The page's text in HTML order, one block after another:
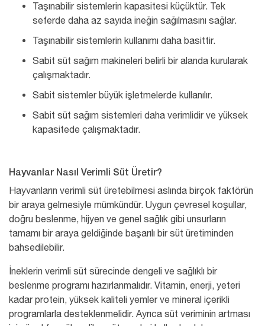
Taşınabilir sistemlerin kapasitesi küçüktür. Tek
seferde daha az sayıda ineğin sağılmasını sağlar.
Taşınabilir sistemlerin kullanımı daha basittir.
Sabit süt sağım makineleri belirli bir alanda kurularak
çalışmaktadır.
Sabit sistemler büyük işletmelerde kullanılır.
Sabit süt sağım sistemleri daha verimlidir ve yüksek
kapasitede çalışmaktadır.
Hayvanlar Nasıl Verimli Süt Üretir?
Hayvanların verimli süt üretebilmesi aslında birçok faktörün
bir araya gelmesiyle mümkündür. Uygun çevresel koşullar,
doğru beslenme, hijyen ve genel sağlık gibi unsurların
tamamı bir araya geldiğinde başarılı bir süt üretiminden
bahsedilebilir.
İneklerin verimli süt sürecinde dengeli ve sağlıklı bir
beslenme programı hazırlanmalıdır. Vitamin, enerji, yeteri
kadar protein, yüksek kaliteli yemler ve mineral içerikli
programlarla desteklenmelidir. Ayrıca süt veriminin artması